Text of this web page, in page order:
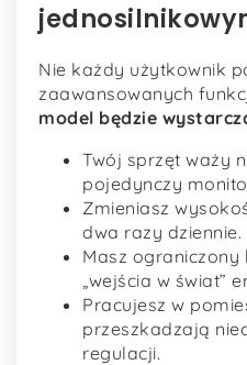
Nie każdy użytkownik
zaawansowanych
model będzie
Twój sprzęt waży
pojedynczy
Zmieniasz
dwa razy dziennie.
Masz ograniczony
„wejścia w świat”
Pracujesz w
przeszkadzają
regulacji.